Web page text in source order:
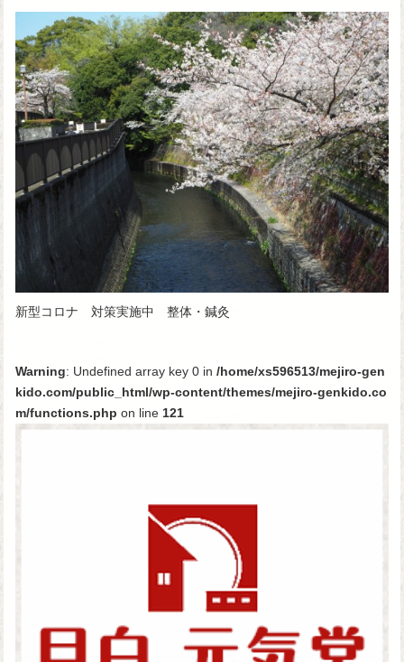
新型コロナ 対策実施中 整体・鍼灸
Warning: Undefined array key 0 in /home/xs596513/mejiro-gen
kido.com/public_html/wp-content/themes/mejiro-genkido.co
m/functions.php on line 121